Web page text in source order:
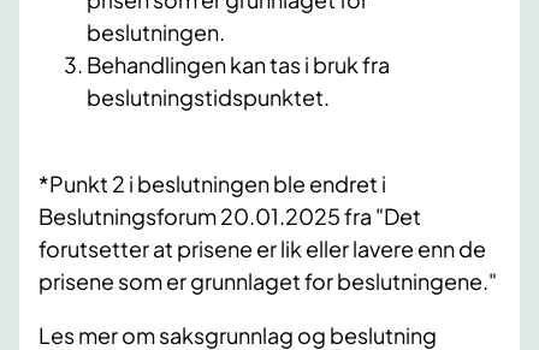
beslutningen.
Behandlingen kan tas i bruk fra
beslutningstidspunktet.
*Punkt 2 i beslutningen ble endret i
Beslutningsforum 20.01.2025 fra "Det
forutsetter at prisene er lik eller lavere enn de
prisene som er grunnlaget for beslutningene."
Les mer om saksgrunnlag og beslutning